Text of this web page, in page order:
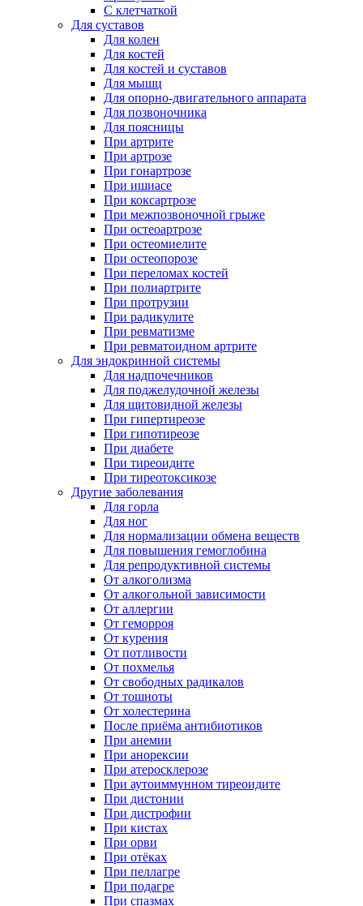
С клетчаткой
Для суставов
Для колен
Для костей
Для костей и суставов
Для мышц
Для опорно-двигательного аппарата
Для позвоночника
Для поясницы
При артрите
При артрозе
При гонартрозе
При ишиасе
При коксартрозе
При межпозвоночной грыже
При остеоартрозе
При остеомиелите
При остеопорозе
При переломах костей
При полиартрите
При протрузии
При радикулите
При ревматизме
При ревматоидном артрите
Для эндокринной системы
Для надпочечников
Для поджелудочной железы
Для щитовидной железы
При гипертиреозе
При гипотиреозе
При диабете
При тиреоидите
При тиреотоксикозе
Другие заболевания
Для горла
Для ног
Для нормализации обмена веществ
Для повышения гемоглобина
Для репродуктивной системы
От алкоголизма
От алкогольной зависимости
От аллергии
От геморроя
От курения
От потливости
От похмелья
От свободных радикалов
От тошноты
От холестерина
После приёма антибиотиков
При анемии
При анорексии
При атеросклерозе
При аутоиммунном тиреоидите
При дистонии
При дистрофии
При кистах
При орви
При отёках
При пеллагре
При подагре
При спазмах